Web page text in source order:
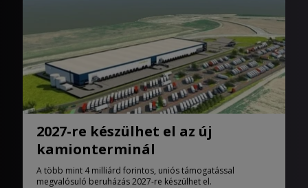
2027-re készülhet el az új
kamionterminál
A több mint 4 milliárd forintos, uniós támogatással
megvalósuló beruházás 2027-re készülhet el.